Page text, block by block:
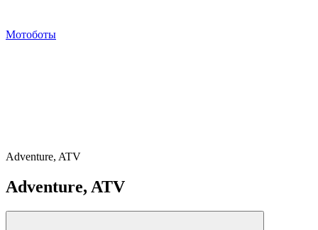
Мотоботы
Adventure, ATV
Adventure, ATV